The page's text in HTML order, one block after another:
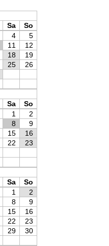
Sa
So
4
5
11
12
18
19
25
26
Sa
So
1
2
8
9
15
16
22
23
Sa
So
1
2
8
9
15
16
22
23
29
30